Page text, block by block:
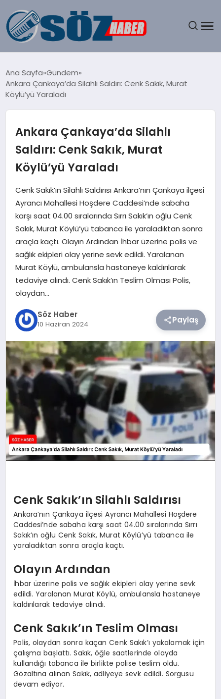
SPOR
EĞITIM
SAĞLIK
DÜNYA
TEKNOLOJI
SIYASET
YAŞAM
Ana Sayfa Gündem
Ankara Çankaya’da Silahlı Saldırı: Cenk Sakık, Murat
Köylü’yü Yaraladı
Ankara Çankaya’da Silahlı
Saldırı: Cenk Sakık, Murat
Köylü’yü Yaraladı
Cenk Sakık’ın Silahlı Saldırısı Ankara’nın Çankaya ilçesi
Ayrancı Mahallesi Hoşdere Caddesi’nde sabaha
karşı saat 04.00 sıralarında Sırrı Sakık’ın oğlu Cenk
Sakık, Murat Köylü’yü tabanca ile yaraladıktan sonra
araçla kaçtı. Olayın Ardından İhbar üzerine polis ve
sağlık ekipleri olay yerine sevk edildi. Yaralanan
Murat Köylü, ambulansla hastaneye kaldırılarak
tedaviye alındı. Cenk Sakık’ın Teslim Olması Polis,
olaydan…
Söz Haber
10 Haziran 2024 Paylaş
Cenk Sakık’ın Silahlı Saldırısı
Ankara’nın Çankaya ilçesi Ayrancı Mahallesi Hoşdere
Caddesi’nde sabaha karşı saat 04.00 sıralarında Sırrı
Sakık’ın oğlu Cenk Sakık, Murat Köylü’yü tabanca ile
yaraladıktan sonra araçla kaçtı.
Olayın Ardından
İhbar üzerine polis ve sağlık ekipleri olay yerine sevk
edildi. Yaralanan Murat Köylü, ambulansla hastaneye
kaldırılarak tedaviye alındı.
Cenk Sakık’ın Teslim Olması
Polis, olaydan sonra kaçan Cenk Sakık’ı yakalamak için
çalışma başlattı. Sakık, öğle saatlerinde olayda
kullandığı tabanca ile birlikte polise teslim oldu.
Gözaltına alınan Sakık, adliyeye sevk edildi. Sorgusu
devam ediyor.